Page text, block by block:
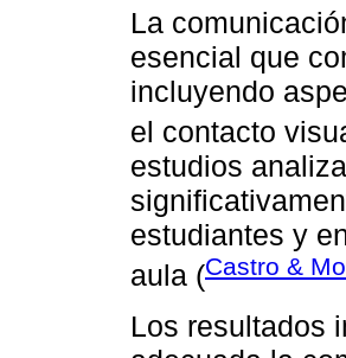
La
esencial que
incluyendo
el contacto
estudios
estudiantes y
aula (Castro &
Los resultados